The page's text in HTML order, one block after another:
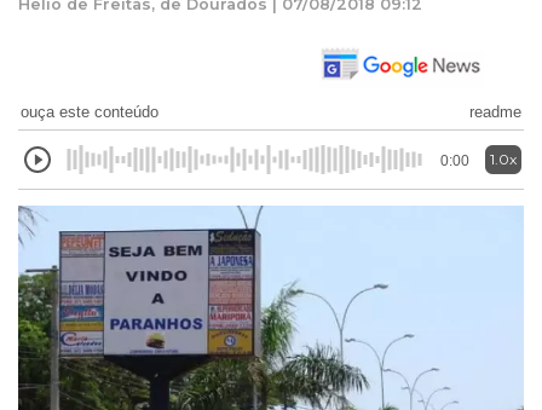
Helio de Freitas, de Dourados | 07/08/2018 09:12
ouça este conteúdo readme
0:00 1.0x